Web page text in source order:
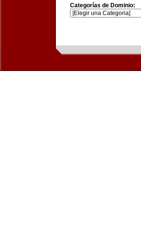
Categorías de Dominio: